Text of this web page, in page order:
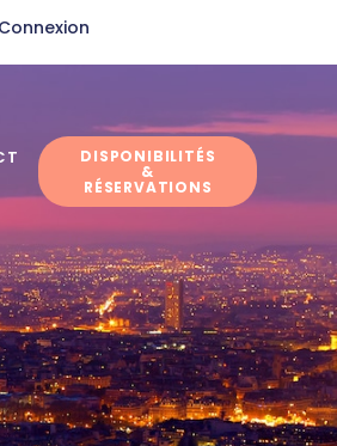
DISPONIBILITÉS
&
RÉSERVATIONS